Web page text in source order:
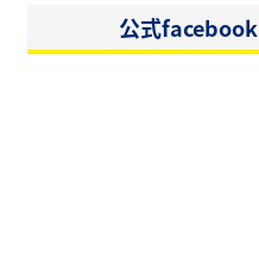
公式facebook